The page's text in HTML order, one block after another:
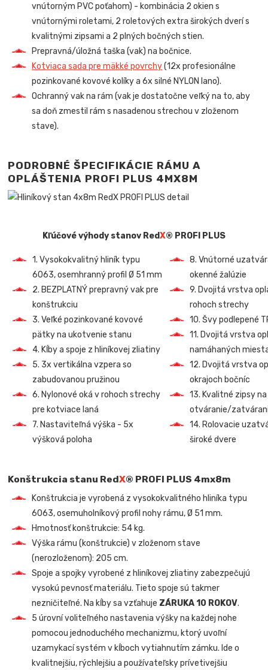
vnútorným PVC poťahom) - kombinácia 2 okien s
vnútornými roletami, 2 roletových extra širokých dverí s
kvalitnými zipsami a 2 plných bočných stien.
Prepravná/úložná taška (vak) na bočnice.
Kotviaca sada pre mäkké povrchy(12x profesionálne
pozinkované kovové kolíky a 6x silné NYLON lano).
Ochranný vak na rám (vak je dostatočne veľký na to, aby
sa doň zmestil rám s nasadenou strechou v zloženom
stave).
PODROBNÉ ŠPECIFIKÁCIE RÁMU A
OPLÁŠTENIA PROFI PLUS 4MX8M
Kľúčové výhody stanov RedX® PROFI PLUS
1. Vysokokvalitný hliník typu
6063, osemhranný profil Ø 51 mm
2. BEZPLATNÝ prepravný vak pre
konštrukciu
3. Veľké pozinkované kovové
pätky na ukotvenie stanu
4. Kĺby a spoje z hliníkovej zliatiny
5. 3x vertikálna vzpera so
zabudovanou pružinou
6. Nylonové oká v rohoch strechy
pre kotviace laná
7. Nastaviteľná výška - 5x
výšková poloha
8. Vnútorné
okenné žalúzie
9. Dvojitá vrstva
rohoch strechy
10. Švy podlepené
11. Dvojitá vrstva
namáhaných
12. Dvojitá vrstva
okrajoch bočníc
13. Kvalitné zipsy na
otváranie/
14. Rolovacie
široké dvere
Konštrukcia stanu RedX® PROFI PLUS 4mx8m
Konštrukcia je vyrobená z vysokokvalitného hliníka typu
6063, osemuholníkový profil nohy rámu, Ø 51 mm.
Hmotnosť konštrukcie: 54 kg.
Výška rámu (konštrukcie) v zloženom stave
(nerozloženom): 205 cm.
Spoje a spojky vyrobené z hliníkovej zliatiny zabezpečujú
vysokú pevnosť materiálu. Tieto spoje sú takmer
nezničiteľné. Na kĺby sa vzťahuje ZÁRUKA 10 ROKOV.
5 úrovní voliteľného nastavenia výšky na každej nohe
pomocou jednoduchého mechanizmu, ktorý uvoľní
uzamykací systém v kĺboch vytiahnutím zámku. Ide o
kvalitnejšiu, rýchlejšiu a používateľsky prívetivejšiu